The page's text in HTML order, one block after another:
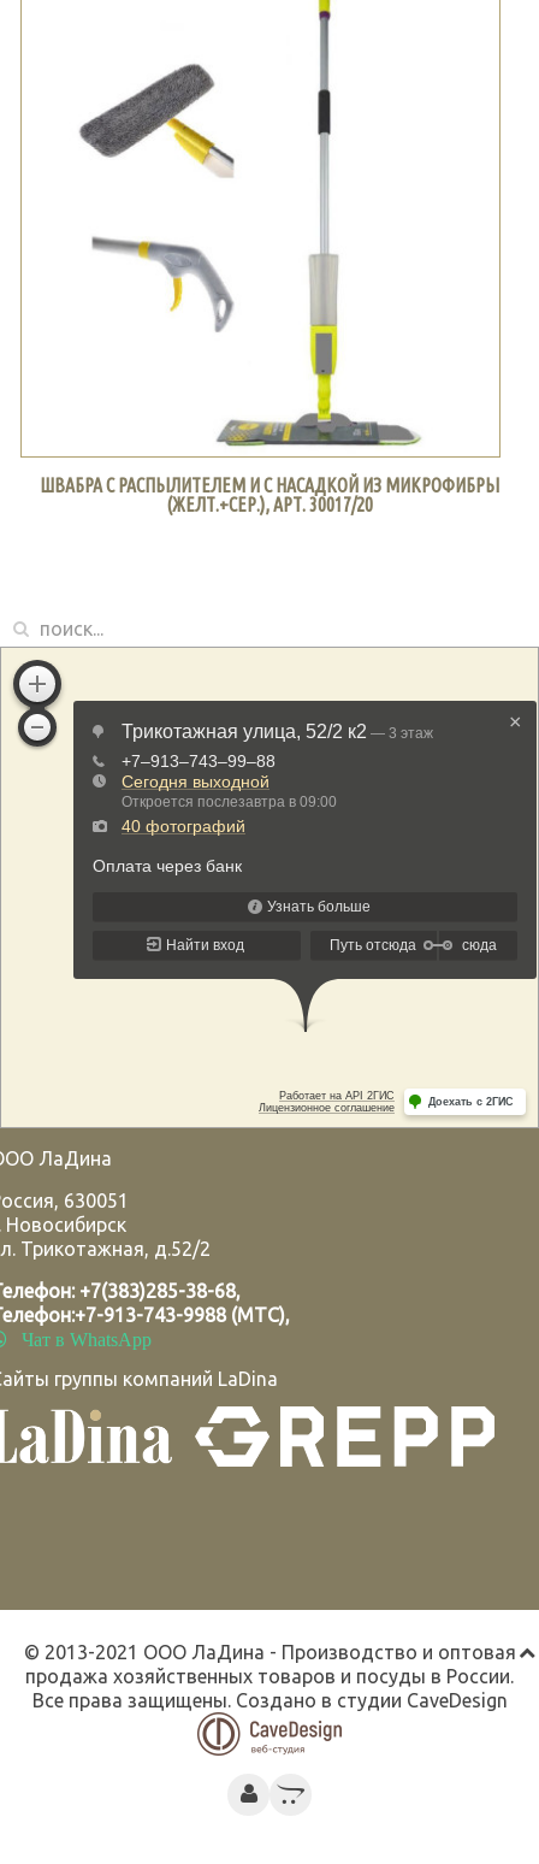
ШВАБРА С РАСПЫЛИТЕЛЕМ И С НАСАДКОЙ ИЗ МИКРОФИБРЫ
(ЖЕЛТ.+СЕР.), АРТ. 30017/20
ЛаДина
, 630051
Новосибирск
Трикотажная, д.52/2
+7(383)285-38-68,
+7-913-743-9988 (МТС),
Чат в WhatsApp
группы компаний LaDina
© 2013-2021 ООО ЛаДина - Производство и оптовая
продажа хозяйственных товаров и посуды в России.
Все права защищены. Создано в студии CaveDesign